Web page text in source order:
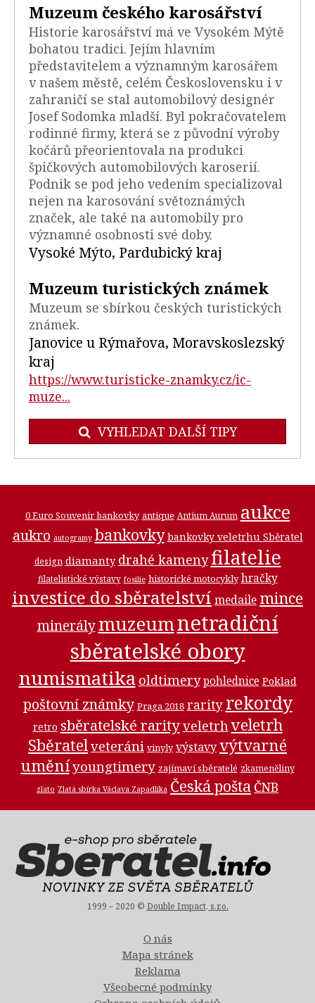
Muzeum českého karosářství
Historie karosářství má ve Vysokém Mýtě
bohatou tradici. Jejím hlavním
představitelem a významným karosářem
v našem městě, celém Československu i v
zahraničí se stal automobilový designér
Josef Sodomka mladší. Byl pokračovatelem
rodinné firmy, která se z původní výroby
kočárů přeorientovala na produkci
špičkových automobilových karoserií.
Podnik se pod jeho vedením specializoval
nejen na karosování světoznámých
značek, ale také na automobily pro
významné osobnosti své doby.
Vysoké Mýto, Pardubický kraj
Muzeum turistických známek
Muzeum se sbírkou českých turistických
známek.
Janovice u Rýmařova, Moravskoslezský
kraj
https://www.turisticke-znamky.cz/ic-
muze...
VYHLEDAT DALŠÍ TIPY
0 Euro Souvenir bankovky antique Antium Aurum aukce
aukro autogramy bankovky bankovky veletrhu Sběratel
design diamanty drahé kamenyfilatelie
filatelistické výstavy fosilie historické motocykly hračky
investice do sběratelství medaile mince
minerálymuzeumnetradiční
sběratelské obory
numismatika oldtimery pohlednice Poklad
poštovní známky Praga 2018 rarity rekordy
retro sběratelské rarityveletrhveletrh
Sběratelveteráni vinyly výstavyvýtvarné
uměníyoungtimery zajímaví sběratelé zkameněliny
zlato Zlatá sbírka Václava Zapadlíka Česká pošta ČNB
1999 – 2020 © Double Impact, s.r.o.
O nás
Mapa stránek
Reklama
Všeobecné podmínky